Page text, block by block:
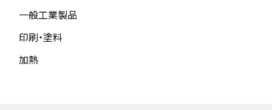
一般工業製品
印刷・塗料
加熱